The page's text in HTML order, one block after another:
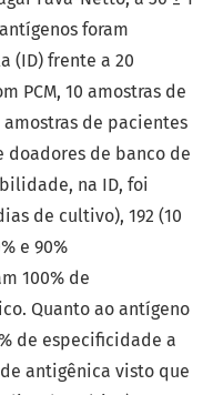
foram
(ID) frente a 20
PCM, 10 amostras de
de pacientes
doadores de banco de
na ID, foi
de cultivo), 192 (10
e 90%
100% de
Quanto ao antígeno
de especificidade a
antigênica visto que